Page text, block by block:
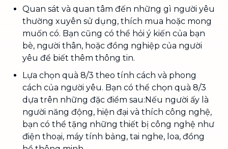
Quan sát và quan tâm đến những gì người yêu
thường xuyên sử dụng, thích mua hoặc mong
muốn có. Bạn cũng có thể hỏi ý kiến của bạn
bè, người thân, hoặc đồng nghiệp của người
yêu để biết thêm thông tin.
Lựa chọn quà 8/3 theo tính cách và phong
cách của người yêu. Bạn có thể chọn quà 8/3
dựa trên những đặc điểm sau:Nếu người ấy là
người năng động, hiện đại và thích công nghệ,
bạn có thể tặng những thiết bị công nghệ như
điện thoại, máy tính bảng, tai nghe, loa, đồng